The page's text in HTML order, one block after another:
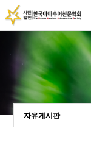
자유게시판